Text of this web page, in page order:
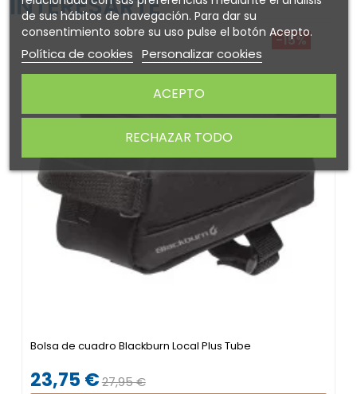
-15%
Bolsa de cuadro Blackburn Local Plus Tube
23,75 €27,95 €
de sus hábitos de navegación. Para dar su
consentimiento sobre su uso pulse el botón Acepto.
Política de cookies Personalizar cookies
RECHAZAR TODO
ACEPTO